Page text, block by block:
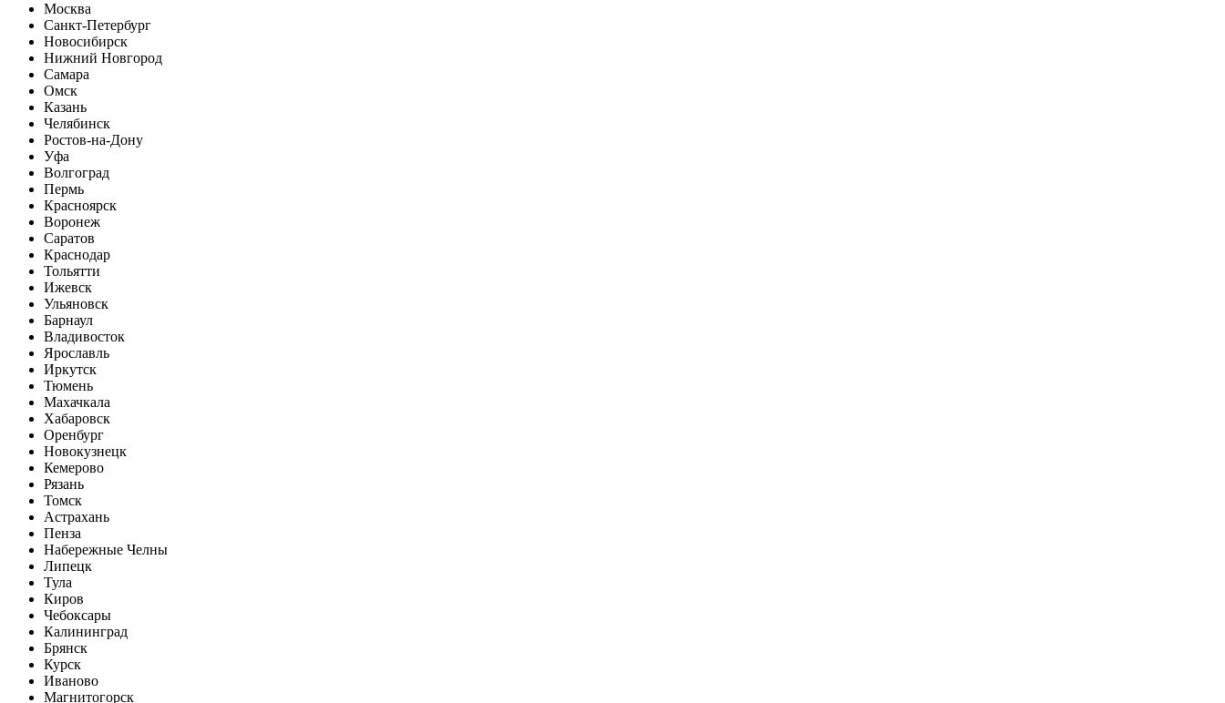
Москва
Санкт-Петербург
Новосибирск
Нижний Новгород
Самара
Омск
Казань
Челябинск
Ростов-на-Дону
Уфа
Волгоград
Пермь
Красноярск
Воронеж
Саратов
Краснодар
Тольятти
Ижевск
Ульяновск
Барнаул
Владивосток
Ярославль
Иркутск
Тюмень
Махачкала
Хабаровск
Оренбург
Новокузнецк
Кемерово
Рязань
Томск
Астрахань
Пенза
Набережные Челны
Липецк
Тула
Киров
Чебоксары
Калининград
Брянск
Курск
Иваново
Магнитогорск